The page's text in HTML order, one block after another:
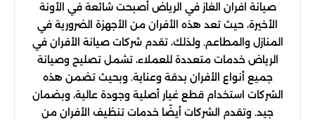
صيانة افران الغاز في الرياض أصبحت شائعة في الأونة
الأخيرة، حيث تعد هذه الأفران من الأجهزة الضرورية في
المنازل والمطاعم. ولذلك، تقدم شركات صيانة الأفران في
الرياض خدمات متعددة للعملاء، تشمل تصليح وصيانة
جميع أنواع الأفران بدقة وعناية. وبحيث تضمن هذه
الشركات استخدام قطع غيار أصلية وجودة عالية، وبضمان
جيد. وتقدم الشركات أيضًا خدمات تنظيف الأفران من